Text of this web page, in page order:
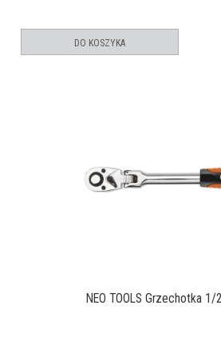
DO KOSZYKA
NEO TOOLS Grzechotka